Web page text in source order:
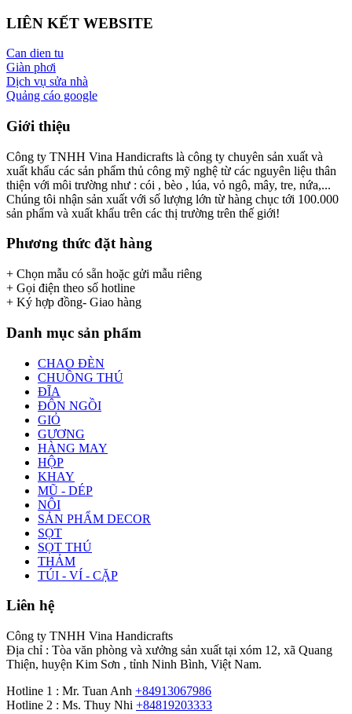
LIÊN KẾT WEBSITE
Can dien tu
Giàn phơi
Dịch vụ sửa nhà
Quảng cáo google
Giới thiệu
Công ty TNHH Vina Handicrafts là công ty chuyên sản xuất và
xuất khẩu các sản phẩm thủ công mỹ nghệ từ các nguyên liệu thân
thiện với môi trường như : cói , bèo , lúa, vỏ ngô, mây, tre, nứa,...
Chúng tôi nhận sản xuất với số lượng lớn từ hàng chục tới 100.000
sản phẩm và xuất khẩu trên các thị trường trên thế giới!
Phương thức đặt hàng
+ Chọn mẫu có sẵn hoặc gửi mẫu riêng
+ Gọi điện theo số hotline
+ Ký hợp đồng- Giao hàng
Danh mục sản phẩm
CHAO ĐÈN
CHUỒNG THÚ
ĐĨA
ĐÔN NGỒI
GIỎ
GƯƠNG
HÀNG MAY
HỘP
KHAY
MŨ - DÉP
NÔI
SẢN PHẨM DECOR
SỌT
SỌT THÚ
THẢM
TÚI - VÍ - CẶP
Liên hệ
Công ty TNHH Vina Handicrafts
Địa chỉ : Tòa văn phòng và xưởng sản xuất tại xóm 12, xã Quang
Thiện, huyện Kim Sơn , tỉnh Ninh Bình, Việt Nam.
Hotline 1 : Mr. Tuan Anh +84913067986
Hotline 2 : Ms. Thuy Nhi +84819203333